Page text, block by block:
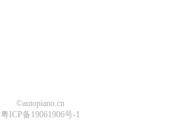
©autopiano.cn
粤ICP备19061906号-1